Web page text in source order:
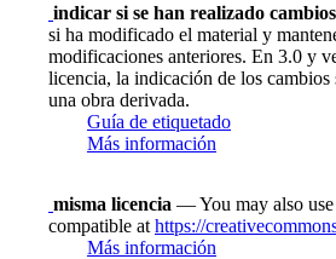
indicar si se han realizado cambios
si ha modificado el material y
modificaciones anteriores. En 3.0 y
licencia, la indicación de los cambios
una obra derivada.
Guía de etiquetado
Más información
misma licencia — You may also use
compatible at https://
Más información